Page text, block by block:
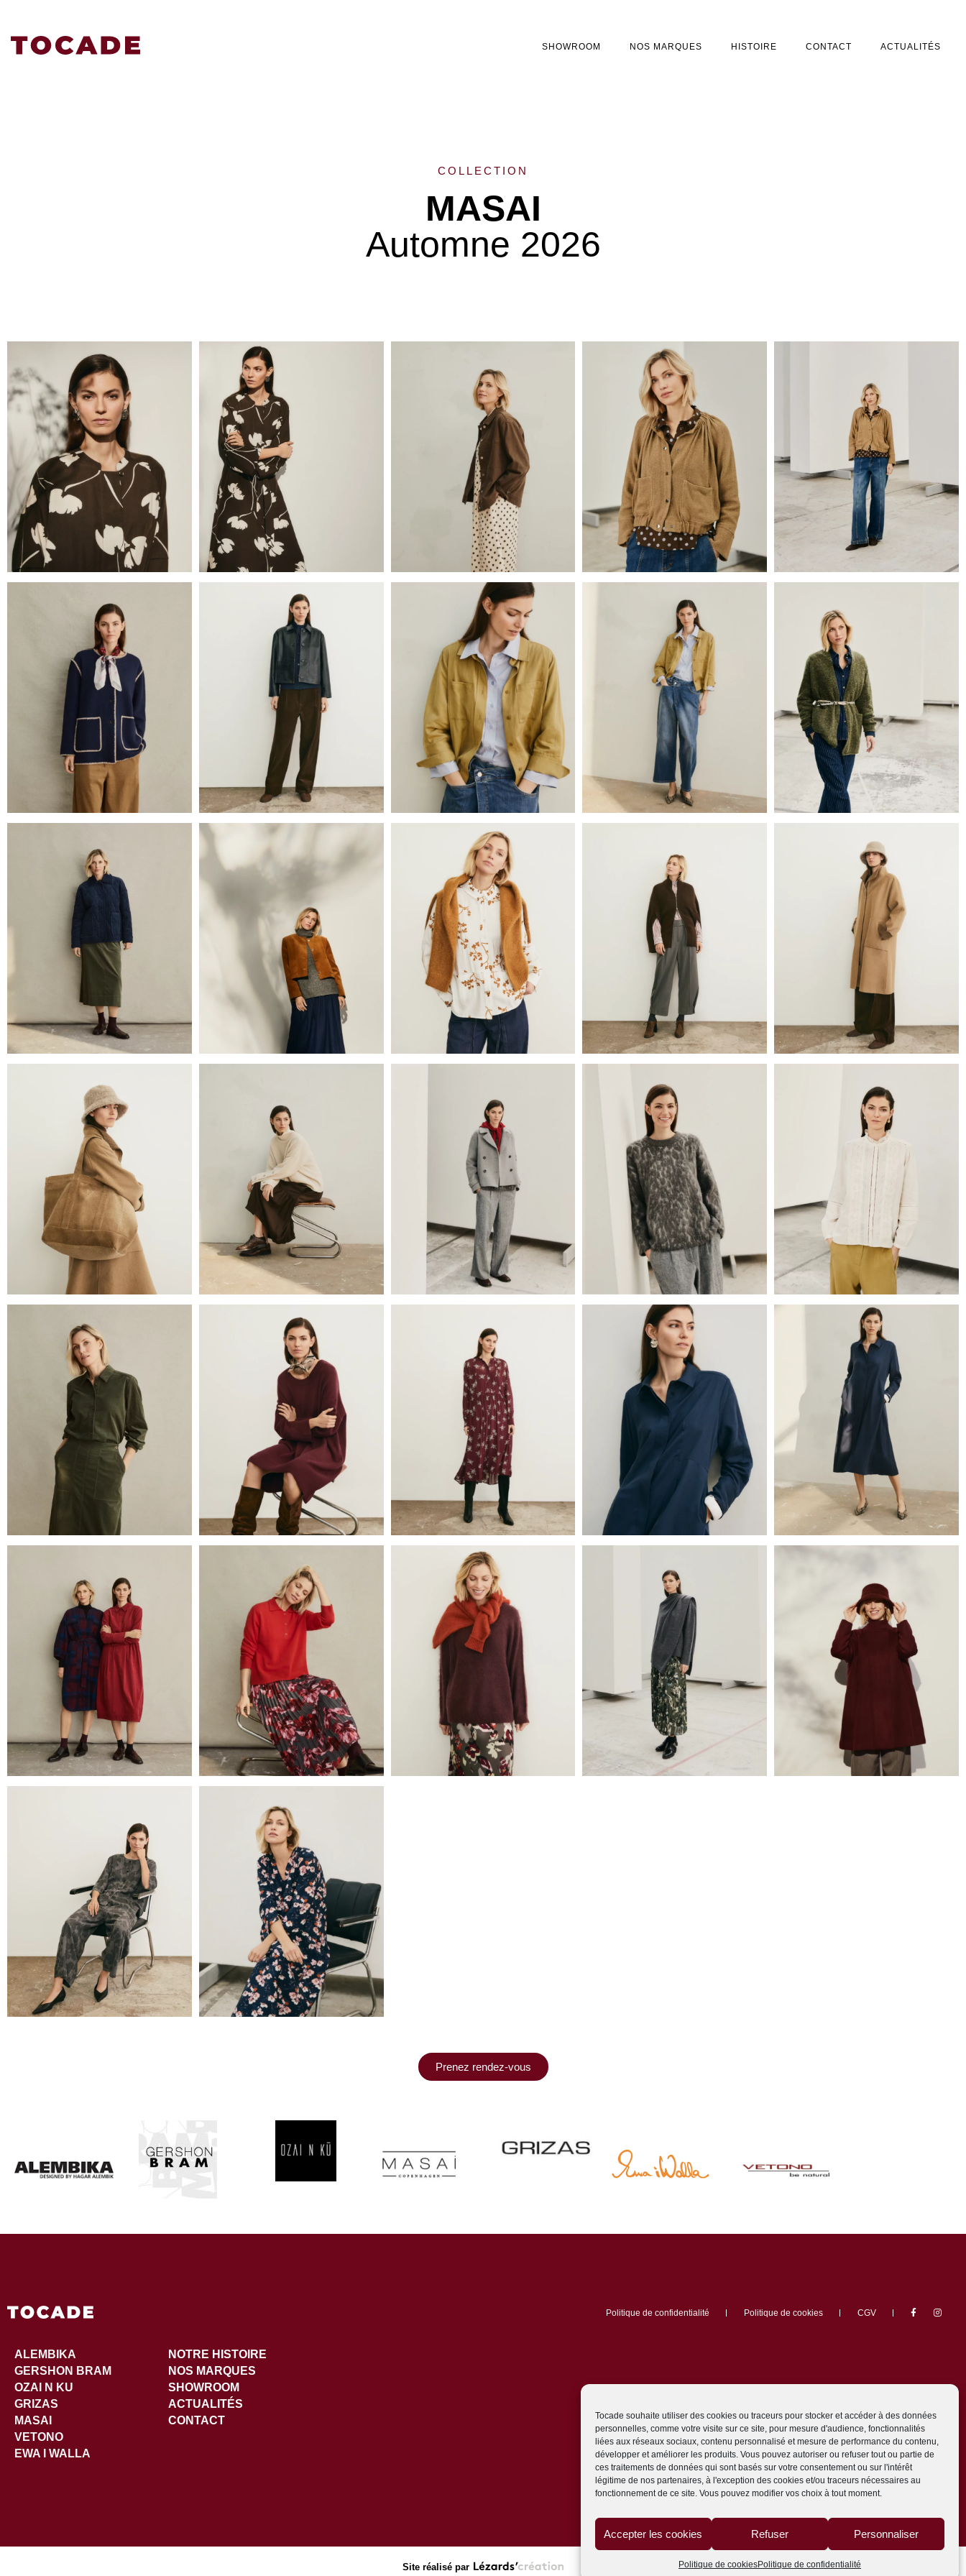
Tocade souhaite utiliser des cookies ou traceurs pour stocker et accéder à des données
personnelles, comme votre visite sur ce site, pour mesure d'audience, fonctionnalités
liées aux réseaux sociaux, contenu personnalisé et mesure de performance du contenu,
développer et améliorer les produits. Vous pouvez autoriser ou refuser tout ou partie de
ces traitements de données qui sont basés sur votre consentement ou sur l'intérêt
légitime de nos partenaires, à l'exception des cookies et/ou traceurs nécessaires au
fonctionnement de ce site. Vous pouvez modifier vos choix à tout moment.
Accepter les cookies Refuser Personnaliser
Politique de cookiesPolitique de confidentialité
SHOWROOM NOS MARQUES HISTOIRE CONTACT ACTUALITÉS
COLLECTION
MASAI
Automne 2026
Prenez rendez-vous
ALEMBIKA
GERSHON BRAM
OZAI N KU
GRIZAS
MASAI
VETONO
EWA I WALLA
NOTRE HISTOIRE
NOS MARQUES
SHOWROOM
ACTUALITÉS
CONTACT
Politique de confidentialité Politique de cookies CGV
Site réalisé par